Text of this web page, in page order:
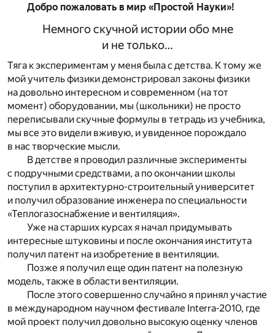
Добро пожаловать в мир «Простой Науки»!
Немного скучной истории обо мне
и не только…
Тяга к экспериментам у меня была с детства. К тому же
мой учитель физики демонстрировал законы физики
на довольно интересном и современном (на тот
момент) оборудовании, мы (школьники) не просто
переписывали скучные формулы в тетрадь из учебника,
мы все это видели вживую, и увиденное порождало
в нас творческие мысли.
В детстве я проводил различные эксперименты
с подручными средствами, а по окончании школы
поступил в архитектурно-строительный университет
и получил образование инженера по специальности
«Теплогазоснабжение и вентиляция».
Уже на старших курсах я начал придумывать
интересные штуковины и после окончания института
получил патент на изобретение в вентиляции.
Позже я получил еще один патент на полезную
модель, также в области вентиляции.
После этого совершенно случайно я принял участие
в международном научном фестивале Interra-2010, где
мой проект получил довольно высокую оценку членов